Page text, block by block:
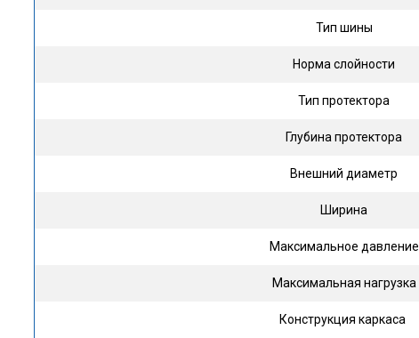
Тип шины
Норма слойности
Тип протектора
Глубина протектора
Внешний диаметр
Ширина
Максимальное давление
Максимальная нагрузка
Конструкция каркаса